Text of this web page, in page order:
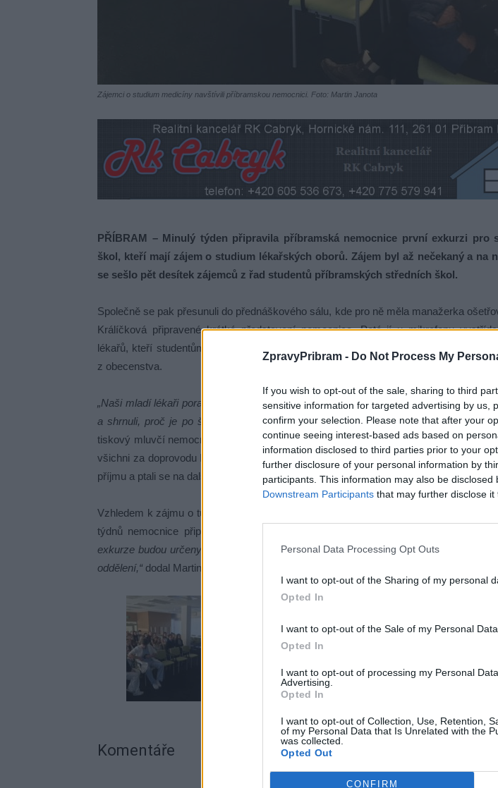
ZpravyPribram - Do Not Process My
If you wish to opt-out of the sale, sharing to third
sensitive information for targeted advertising by us,
confirm your selection. Please note that after your
continue seeing interest-based ads based on
information disclosed to third parties prior to your
further disclosure of your personal information by
participants. This information may also be
Downstream Participants that may further disclose it
Personal Data Processing Opt Outs
I want to opt-out of the Sharing of my personal
Opted In
I want to opt-out of the Sale of my Personal Data.
Opted In
I want to opt-out of processing my Personal
Advertising.
Opted In
I want to opt-out of Collection, Use, Retention,
of my Personal Data that Is Unrelated with the
was collected.
Opted Out
CONFIRM
Zájemci o studium medicíny navštívili příbramskou nemocnici. Foto: Martin Janota
PŘÍBRAM – Minulý týden připravila příbramská nemocnice první exkurzi pro
škol, kteří mají zájem o studium lékařských oborů. Zájem byl až nečekaný a na
se sešlo pět desítek zájemců z řad studentů příbramských středních škol.
Společně se pak přesunuli do přednáškového sálu, kde pro ně měla manažerka
Králíčková připravené krátké představení nemocnice. Poté jí u mikrofonu
lékařů, kteří studentům vyprávěli o nemocnici ze svého pohledu a zodpovídali na
z obecenstva.
„Naši mladí lékaři poradili studentům, na co si dávat pozor u přijímacích zkoušek,
a shrnuli, proč je po škole výhodné nastoupit do oblastní nemocnice jako je ta v
tiskový mluvčí nemocnice Martin Janota, který exkurzi zorganizoval. Po besedě v
všichni za doprovodu Ivany Králíčkové podívali na jedno z lůžkových oddělení, prošli
příjmu a ptali se na další individuální dotazy.
Vzhledem k zájmu o tuto první exkurzy, bude nemocnice v této činnosti pokračovat.
týdnů nemocnice připraví několik detailněji zaměřených ukázek pro zájemce o
exkurze budou určeny jen malým skupinkám zájemců a umožní se lépe seznámit s
oddělení,“ dodal Martin Janota.
Komentáře